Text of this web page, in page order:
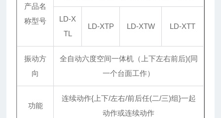
产品名
称型号
LD-X
TL
LD-XTP LD-XTW LD-XTT
振动方
向
全自动六度空间一体机（上下左右前后)(同
一个台面工作）
功能
连续动作{上下/左右/前后任(二/三)组}一起
动作或连续动作